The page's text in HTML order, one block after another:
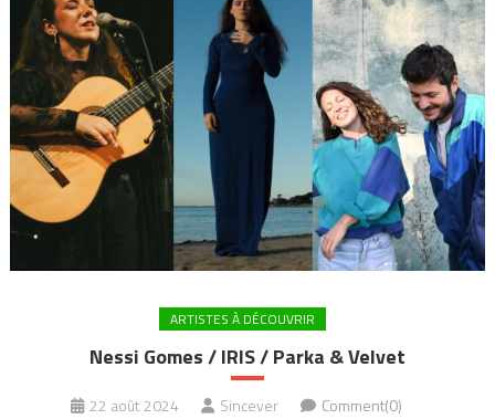
ARTISTES À DÉCOUVRIR
Nessi Gomes / IRIS / Parka & Velvet
22 août 2024 Sincever Comment(0)